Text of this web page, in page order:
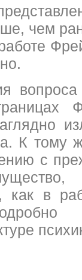
чем
вопроса
К тому
с
как в